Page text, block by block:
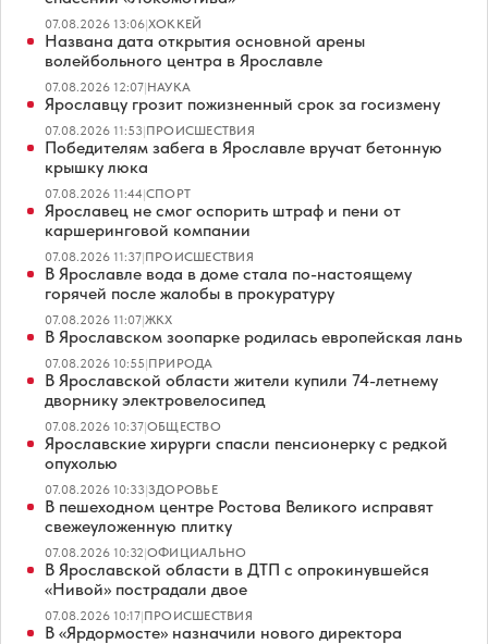
07.08.2026 13:06|ХОККЕЙ
Названа дата открытия основной арены
волейбольного центра в Ярославле
07.08.2026 12:07|НАУКА
Ярославцу грозит пожизненный срок за госизмену
07.08.2026 11:53|ПРОИСШЕСТВИЯ
Победителям забега в Ярославле вручат бетонную
крышку люка
07.08.2026 11:44|СПОРТ
Ярославец не смог оспорить штраф и пени от
каршеринговой компании
07.08.2026 11:37|ПРОИСШЕСТВИЯ
В Ярославле вода в доме стала по-настоящему
горячей после жалобы в прокуратуру
07.08.2026 11:07|ЖКХ
В Ярославском зоопарке родилась европейская лань
07.08.2026 10:55|ПРИРОДА
В Ярославской области жители купили 74-летнему
дворнику электровелосипед
07.08.2026 10:37|ОБЩЕСТВО
Ярославские хирурги спасли пенсионерку с редкой
опухолью
07.08.2026 10:33|ЗДОРОВЬЕ
В пешеходном центре Ростова Великого исправят
свежеуложенную плитку
07.08.2026 10:32|ОФИЦИАЛЬНО
В Ярославской области в ДТП с опрокинувшейся
«Нивой» пострадали двое
07.08.2026 10:17|ПРОИСШЕСТВИЯ
В «Ярдормосте» назначили нового директора